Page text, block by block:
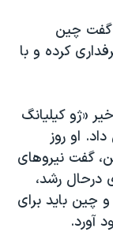
گفت چین
کرده و با
«ژو کیلیانگ
او روز
گفت نیروهای
درحال رشد،
چین باید برای
آورد.